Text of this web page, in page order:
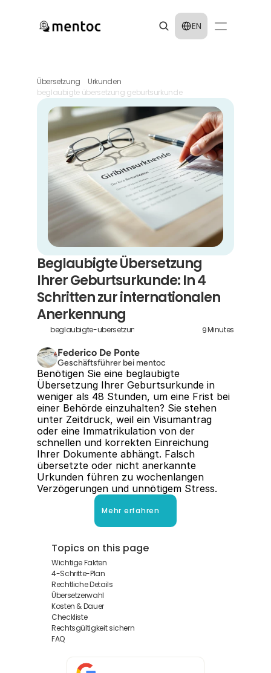
Select Language
EN
Übersetzung
Urkunden
beglaubigte übersetzung geburtsurkunde
Beglaubigte Übersetzung
Ihrer Geburtsurkunde: In 4
Schritten zur internationalen
Anerkennung
beglaubigte-ubersetzung-geburtsurkunde 9Minutes
Federico De Ponte
Geschäftsführer bei mentoc
Benötigen Sie eine beglaubigte
Übersetzung Ihrer Geburtsurkunde in
weniger als 48 Stunden, um eine Frist bei
einer Behörde einzuhalten? Sie stehen
unter Zeitdruck, weil ein Visumantrag
oder eine Immatrikulation von der
schnellen und korrekten Einreichung
Ihrer Dokumente abhängt. Falsch
übersetzte oder nicht anerkannte
Urkunden führen zu wochenlangen
Verzögerungen und unnötigem Stress.
Mehr erfahren
Topics on this page
Wichtige Fakten
4-Schritte-Plan
Rechtliche Details
Übersetzerwahl
Kosten & Dauer
Checkliste
Rechtsgültigkeit sichern
FAQ